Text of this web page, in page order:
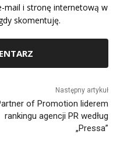
mail i stronę internetową w
skomentuję.
Następny artykuł
of Promotion liderem
rankingu agencji PR według
„Pressa”